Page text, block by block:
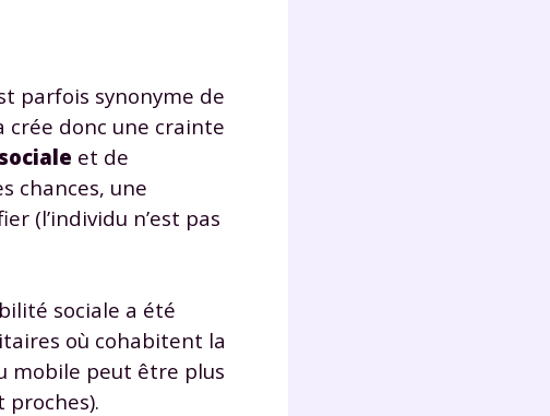
parfois synonyme de
crée donc une crainte
et de
chances, une
(l’individu n’est pas
sociale a été
où cohabitent la
mobile peut être plus
proches).
soutien scolaire
et pour exercer
de la
la gestion
consulter